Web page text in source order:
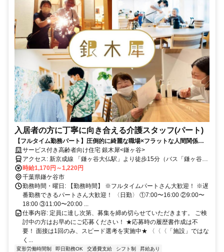
入居者の方に丁寧に向き合える介護スタッフ(パート)
【フルタイム勤務パート】圧倒的に綺麗な職場×フラットな人間関係＝
現代の介護の職場をお探しの方はこちら！
サービス付き高齢者向け住宅 銀木犀<鎌ヶ谷>
アクセス: 新京成線 「鎌ヶ谷大仏駅」より徒歩15分（バス「鎌ヶ谷」
駅徒歩2分） ＊マイカー・バイク通勤 応相談
時給1,170円～1,220円
千葉県鎌ケ谷市
勤務時間・曜日: 【勤務時間】 ※フルタイムパートさん大歓迎！ ※遅
番勤務できるパートさん大歓迎！ 〈日勤〉 ①7:00〜16:00 ②9:00〜
18:00 ③11:00〜20:00 ...
仕事内容: 定員に達し次第、募集を締め切らせていただきます。 ご検
討中の方はお早めにご応募ください！ ★応募時の履歴書作成は不
要！ 面接は1回のみ、スピード選考を実施中★ 〈〈〈「施設」ではな
く...
変形労働時間制 即日勤務OK 交通費支給 シフト制 昇給あり